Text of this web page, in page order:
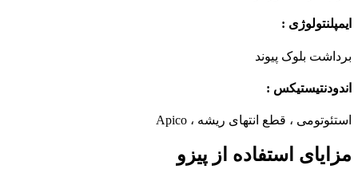
ایمپلنتولوژی :
برداشت بلوک پیوند
اندودنتیستیکس :
استئوتومی ، قطع انتهای ریشه ، Apico
مزایای استفاده از پیزو